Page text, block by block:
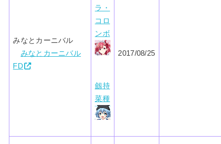
みなとカーニバル
みなとカーニバル
FD
ラ・
コロ
ンボ
劔持
菜種
2017/08/25